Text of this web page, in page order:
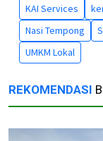
KAI Services
Nasi Tempong
UMKM Lokal
REKOMENDASI